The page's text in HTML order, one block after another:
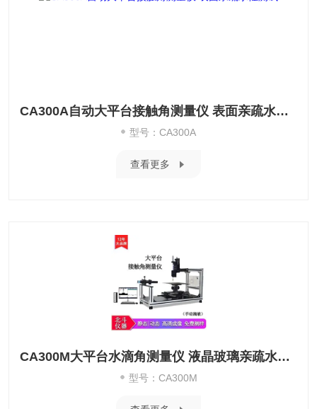
CA300A自动大平台接触角测量仪 表面亲疏水性测试
型号：CA300A
查看更多
CA300M大平台水滴角测量仪 液晶玻璃亲疏水性测试
型号：CA300M